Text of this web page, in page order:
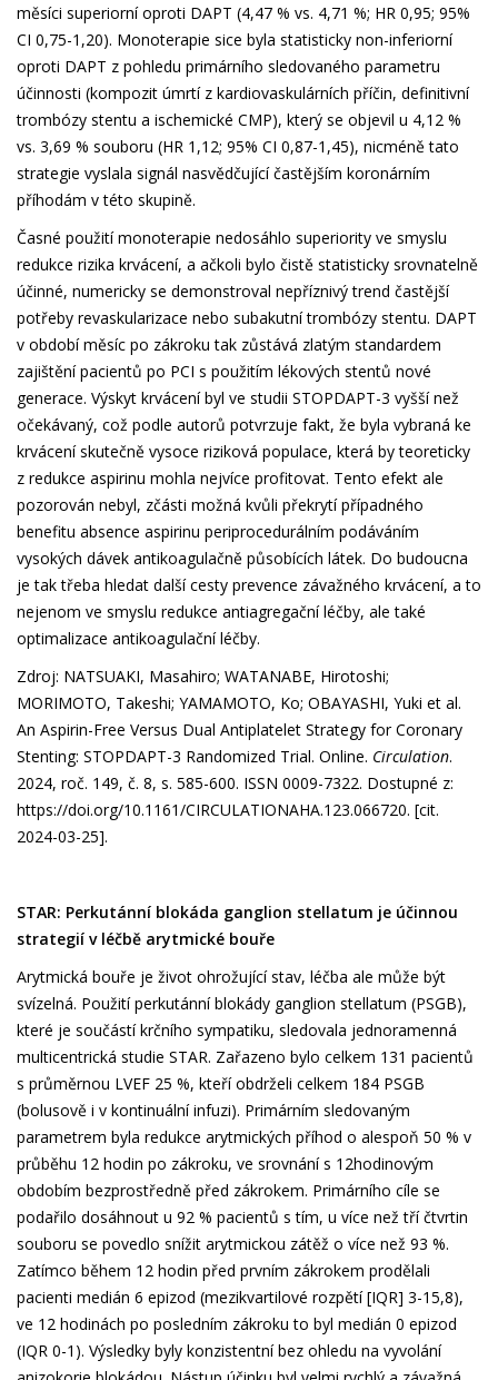
měsíci superiorní oproti DAPT (4,47 % vs. 4,71 %; HR 0,95; 95%
CI 0,75-1,20). Monoterapie sice byla statisticky non-inferiorní
oproti DAPT z pohledu primárního sledovaného parametru
účinnosti (kompozit úmrtí z kardiovaskulárních příčin, definitivní
trombózy stentu a ischemické CMP), který se objevil u 4,12 %
vs. 3,69 % souboru (HR 1,12; 95% CI 0,87-1,45), nicméně tato
strategie vyslala signál nasvědčující častějším koronárním
příhodám v této skupině.
Časné použití monoterapie nedosáhlo superiority ve smyslu
redukce rizika krvácení, a ačkoli bylo čistě statisticky srovnatelně
účinné, numericky se demonstroval nepříznivý trend častější
potřeby revaskularizace nebo subakutní trombózy stentu. DAPT
v období měsíc po zákroku tak zůstává zlatým standardem
zajištění pacientů po PCI s použitím lékových stentů nové
generace. Výskyt krvácení byl ve studii STOPDAPT-3 vyšší než
očekávaný, což podle autorů potvrzuje fakt, že byla vybraná ke
krvácení skutečně vysoce riziková populace, která by teoreticky
z redukce aspirinu mohla nejvíce profitovat. Tento efekt ale
pozorován nebyl, zčásti možná kvůli překrytí případného
benefitu absence aspirinu periprocedurálním podáváním
vysokých dávek antikoagulačně působících látek. Do budoucna
je tak třeba hledat další cesty prevence závažného krvácení, a to
nejenom ve smyslu redukce antiagregační léčby, ale také
optimalizace antikoagulační léčby.
Zdroj: NATSUAKI, Masahiro; WATANABE, Hirotoshi;
MORIMOTO, Takeshi; YAMAMOTO, Ko; OBAYASHI, Yuki et al.
An Aspirin-Free Versus Dual Antiplatelet Strategy for Coronary
Stenting: STOPDAPT-3 Randomized Trial. Online. Circulation.
2024, roč. 149, č. 8, s. 585-600. ISSN 0009-7322. Dostupné z:
https://doi.org/10.1161/CIRCULATIONAHA.123.066720. [cit.
2024-03-25].
STAR: Perkutánní blokáda ganglion stellatum je účinnou
strategií v léčbě arytmické bouře
Arytmická bouře je život ohrožující stav, léčba ale může být
svízelná. Použití perkutánní blokády ganglion stellatum (PSGB),
které je součástí krčního sympatiku, sledovala jednoramenná
multicentrická studie STAR. Zařazeno bylo celkem 131 pacientů
s průměrnou LVEF 25 %, kteří obdrželi celkem 184 PSGB
(bolusově i v kontinuální infuzi). Primárním sledovaným
parametrem byla redukce arytmických příhod o alespoň 50 % v
průběhu 12 hodin po zákroku, ve srovnání s 12hodinovým
obdobím bezprostředně před zákrokem. Primárního cíle se
podařilo dosáhnout u 92 % pacientů s tím, u více než tří čtvrtin
souboru se povedlo snížit arytmickou zátěž o více než 93 %.
Zatímco během 12 hodin před prvním zákrokem prodělali
pacienti medián 6 epizod (mezikvartilové rozpětí [IQR] 3-15,8),
ve 12 hodinách po posledním zákroku to byl medián 0 epizod
(IQR 0-1). Výsledky byly konzistentní bez ohledu na vyvolání